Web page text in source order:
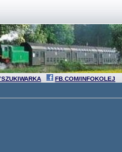
FB.COM/INFOKOLEJ